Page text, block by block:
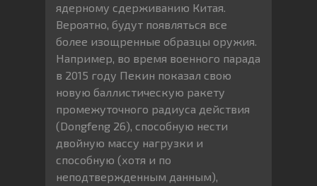
ядерному сдерживанию Китая.
Вероятно, будут появляться все
более изощренные образцы оружия.
Например, во время военного парада
в 2015 году Пекин показал свою
новую баллистическую ракету
промежуточного радиуса действия
(Dongfeng 26), способную нести
двойную массу нагрузки и
способную (хотя и по
неподтвержденным данным),